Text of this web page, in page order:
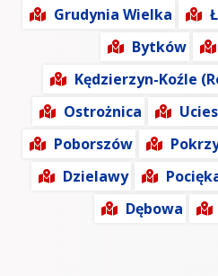
Grudynia Wielka
Bytków
Kędzierzyn-Koźle
Ostrożnica
Poborszów
Dzielawy
Dębowa